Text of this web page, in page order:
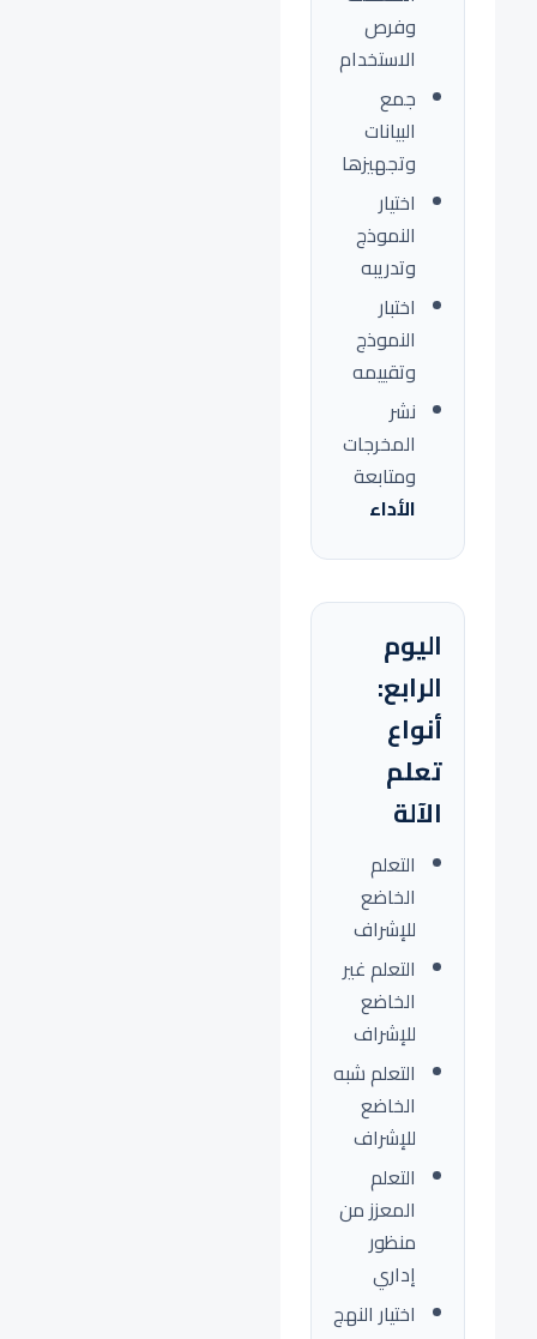
وفرص
الاستخدام
جمع
البيانات
وتجهيزها
اختيار
النموذج
وتدريبه
اختبار
النموذج
وتقييمه
نشر
المخرجات
ومتابعة
الأداء
اليوم
الرابع:
أنواع
تعلم
الآلة
التعلم
الخاضع
للإشراف
التعلم غير
الخاضع
للإشراف
التعلم شبه
الخاضع
للإشراف
التعلم
المعزز من
منظور
إداري
اختيار النهج